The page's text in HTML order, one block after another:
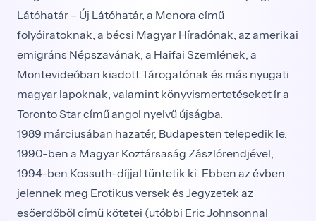
Látóhatár – Új Látóhatár, a Menora című
folyóiratoknak, a bécsi Magyar Híradónak, az amerikai
emigráns Népszavának, a Haifai Szemlének, a
Montevideóban kiadott Tárogatónak és más nyugati
magyar lapoknak, valamint könyvismertetéseket ír a
Toronto Star című angol nyelvű újságba.
1989 márciusában hazatér, Budapesten telepedik le.
1990-ben a Magyar Köztársaság Zászlórendjével,
1994-ben Kossuth-díjjal tüntetik ki. Ebben az évben
jelennek meg Erotikus versek és Jegyzetek az
esőerdőből című kötetei (utóbbi Eric Johnsonnal